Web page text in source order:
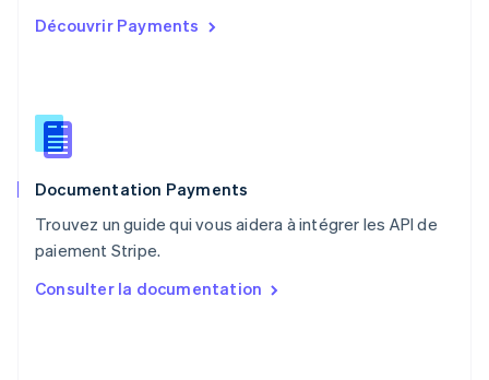
Découvrir Payments
Documentation Payments
Trouvez un guide qui vous aidera à intégrer les API de
paiement Stripe.
Consulter la documentation
PortuguêsEnglish
English
Roumanie
Royaume-Uni
Singapour
English 简体中文
English